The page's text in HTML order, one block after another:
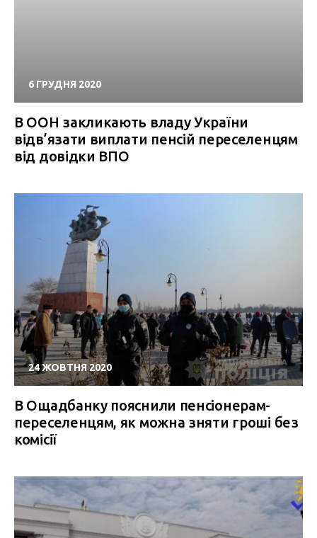
6 ГРУДНЯ 2020
В ООН закликають владу України
відв’язати виплати пенсій переселенцям
від довідки ВПО
24 ЖОВТНЯ 2020
В Ощадбанку пояснили пенсіонерам-
переселенцям, як можна зняти гроші без
комісії